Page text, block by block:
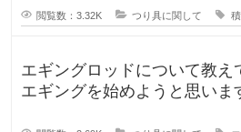
閲覧数：3.32K つり具に関して
エギングロッドについて教え
エギングを始めようと思いま